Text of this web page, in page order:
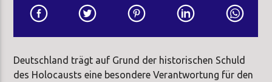
Deutschland trägt auf Grund der historischen Schuld
des Holocausts eine besondere Verantwortung für den